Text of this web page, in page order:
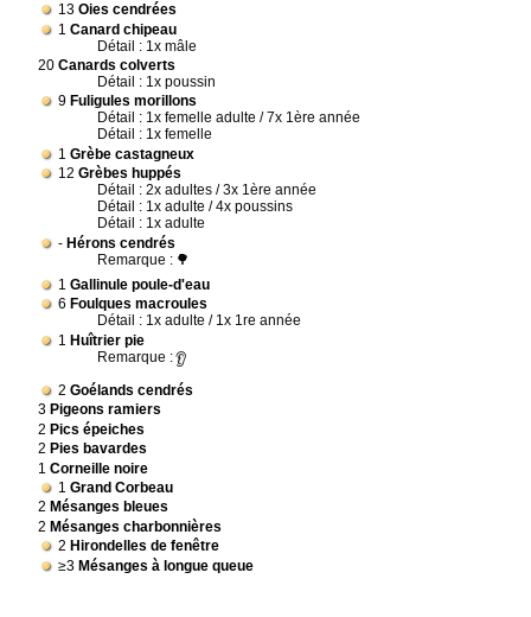
13 Oies cendrées
1 Canard chipeau
Détail : 1x mâle
20 Canards colverts
Détail : 1x poussin
9 Fuligules morillons
Détail : 1x femelle adulte / 7x 1ère année
Détail : 1x femelle
1 Grèbe castagneux
12 Grèbes huppés
Détail : 2x adultes / 3x 1ère année
Détail : 1x adulte / 4x poussins
Détail : 1x adulte
- Hérons cendrés
Remarque : 🌳
1 Gallinule poule-d'eau
6 Foulques macroules
Détail : 1x adulte / 1x 1re année
1 Huîtrier pie
Remarque :👂
2 Goélands cendrés
3 Pigeons ramiers
2 Pics épeiches
2 Pies bavardes
1 Corneille noire
1 Grand Corbeau
2 Mésanges bleues
2 Mésanges charbonnières
2 Hirondelles de fenêtre
≥3 Mésanges à longue queue